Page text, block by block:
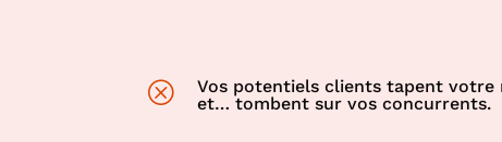
Q
Vos potentiels clients tapent
et… tombent sur vos concurrents.